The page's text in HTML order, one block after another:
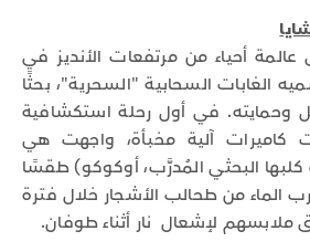
أحياء من مرتفعات الأنديز في
الغابات السحابية "السحرية"، بحثًا
وحمايته. في أول رحلة استكشافية
كاميرات آلية مخبأة، واجهت هي
البحثي المُدرَّب، أوكوكو) طقسًا
الماء من طحالب الأشجار خلال فترة
لإشعال نار أثناء طوفان.